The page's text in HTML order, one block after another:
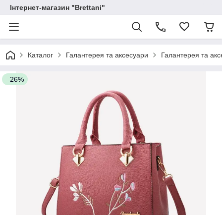
Інтернет-магазин "Brettani"
Каталог Галантерея та аксесуари Галантерея та
–26%